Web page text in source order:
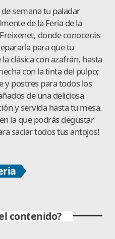
semana tu paladar
de la Feria de la
donde conocerás
para que tu
clásica con azafrán, hasta
con la tinta del pulpo;
y postres para todos los
de una deliciosa
y servida hasta tu mesa.
la que podrás degustar
saciar todos tus antojos!
contenido?